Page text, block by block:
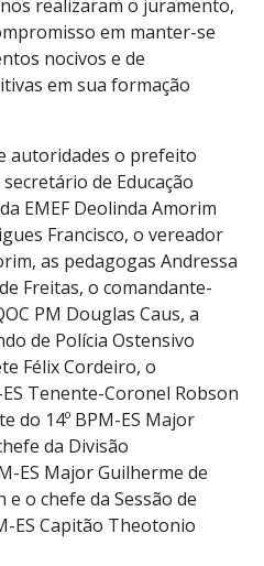
realizaram o juramento,
em manter-se
nocivos e de
em sua formação
autoridades o prefeito
de Educação
EMEF Deolinda Amorim
Francisco, o vereador
as pedagogas Andressa
Freitas, o comandante-
PM Douglas Caus, a
de Polícia Ostensivo
Félix Cordeiro, o
Tenente-Coronel Robson
do 14º BPM-ES Major
da Divisão
ES Major Guilherme de
o chefe da Sessão de
ES Capitão Theotonio